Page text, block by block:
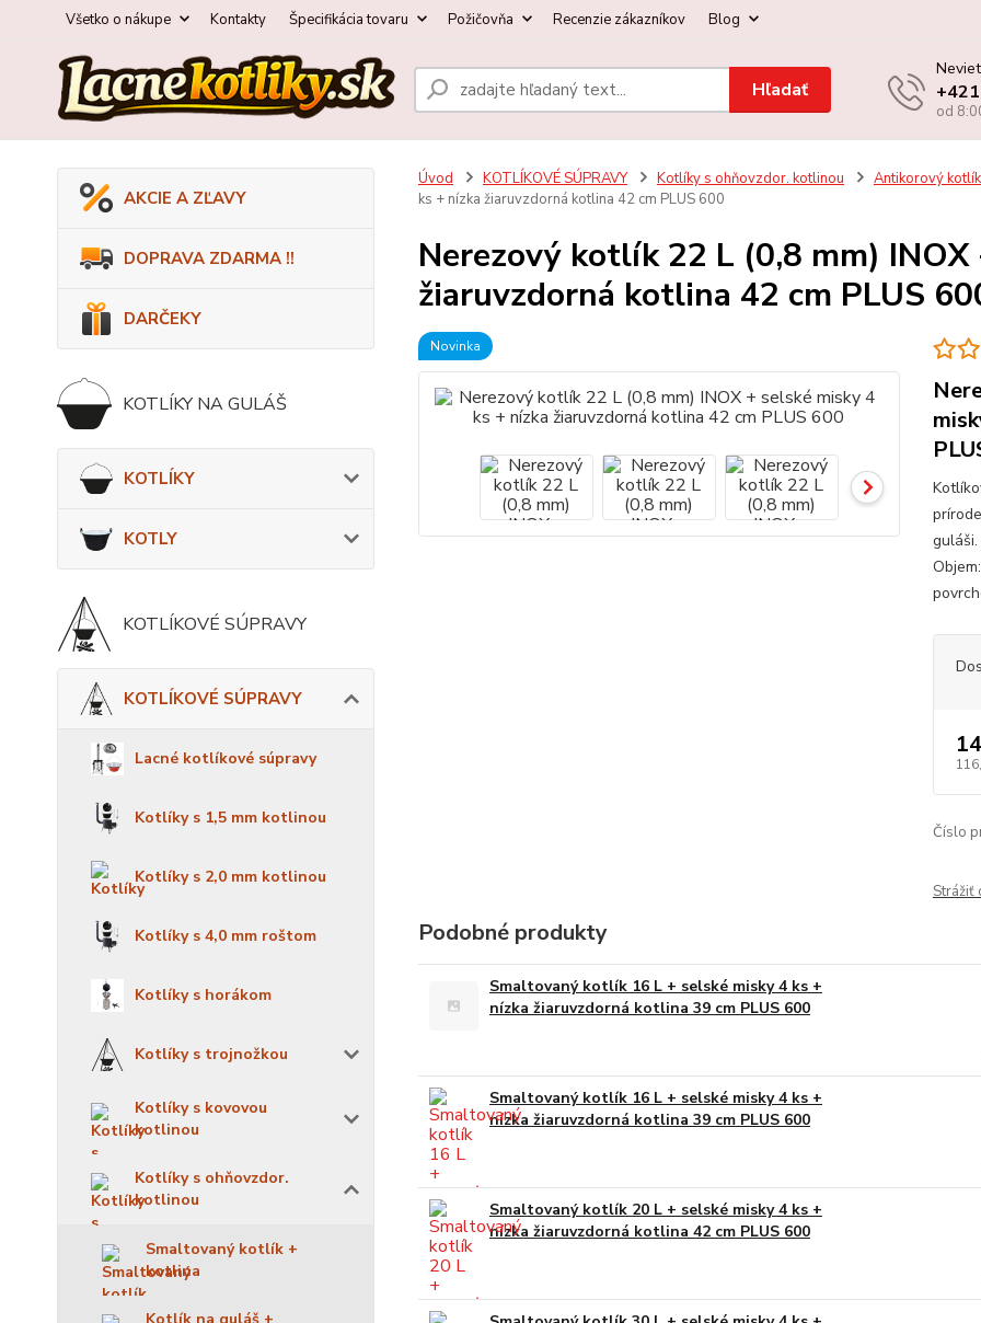
Všetko o nákupe Kontakty Špecifikácia tovaru Požičovňa Recenzie zákazníkov Blog
Hľadať
od
AKCIE A ZĽAVY
DOPRAVA ZDARMA !!
DARČEKY
KOTLÍKY NA GULÁŠ
KOTLÍKY
KOTLY
KOTLÍKOVÉ SÚPRAVY
KOTLÍKOVÉ SÚPRAVY
Lacné kotlíkové súpravy
Kotlíky s 1,5 mm kotlinou
Kotlíky s 2,0 mm kotlinou
Kotlíky s 4,0 mm roštom
Kotlíky s horákom
Kotlíky s trojnožkou
Kotlíky s kovovou
kotlinou
Kotlíky s ohňovzdor.
kotlinou
Smaltovaný kotlík +
kotlina
Úvod KOTLÍKOVÉ SÚPRAVY Kotlíky s ohňovzdor. kotlinou Antikorový
ks + nízka žiaruvzdorná kotlina 42 cm PLUS 600
Nerezový kotlík 22 L (0,8 mm)
žiaruvzdorná kotlina 42 cm PLUS
Novinka
Číslo
Strážiť
Podobné produkty
Smaltovaný kotlík 16 L + selské misky 4 ks +
nízka žiaruvzdorná kotlina 39 cm PLUS 600
Smaltovaný kotlík 16 L + selské misky 4 ks +
nízka žiaruvzdorná kotlina 39 cm PLUS 600
Smaltovaný kotlík 20 L + selské misky 4 ks +
nízka žiaruvzdorná kotlina 42 cm PLUS 600